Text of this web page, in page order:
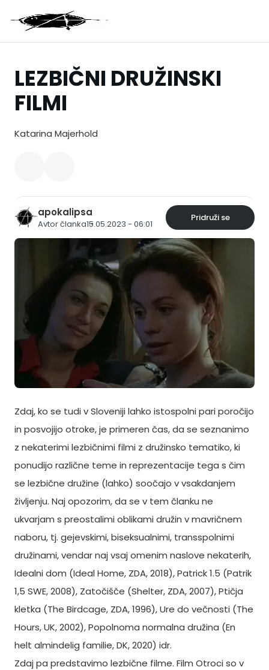
LEZBIČNI DRUŽINSKI
FILMI
Katarina Majerhold
apokalipsa
Avtor članka15.05.2023 - 06:01
Pridruži se
Zdaj, ko se tudi v Sloveniji lahko istospolni pari poročijo
in posvojijo otroke, je primeren čas, da se seznanimo
z nekaterimi lezbičnimi filmi z družinsko tematiko, ki
ponudijo različne teme in reprezentacije tega s čim
se lezbične družine (lahko) soočajo v vsakdanjem
življenju. Naj opozorim, da se v tem članku ne
ukvarjam s preostalimi oblikami družin v mavričnem
naboru, tj. gejevskimi, biseksualnimi, transspolnimi
družinami, vendar naj vsaj omenim naslove nekaterih,
Idealni dom (Ideal Home, ZDA, 2018), Patrick 1.5 (Patrik
1,5 SWE, 2008), Zatočišče (Shelter, ZDA, 2007), Ptičja
kletka (The Birdcage, ZDA, 1996), Ure do večnosti (The
Hours, UK, 2002), Popolnoma normalna družina (En
helt almindelig familie, DK, 2020) idr.
Zdaj pa predstavimo lezbične filme. Film Otroci so v